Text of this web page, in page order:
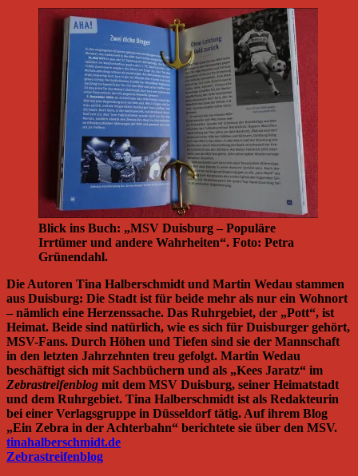
Blick ins Buch: „MSV Duisburg – Populäre
Irrtümer und andere Wahrheiten“. Foto: Petra
Grünendahl.
Die Autoren Tina Halberschmidt und Martin Wedau stammen
aus Duisburg: Die Stadt ist für beide mehr als nur ein Wohnort
– nämlich eine Herzenssache. Das Ruhrgebiet, der „Pott“, ist
Heimat. Beide sind natürlich, wie es sich für Duisburger gehört,
MSV-Fans. Durch Höhen und Tiefen sind sie der Mannschaft
in den letzten Jahrzehnten treu gefolgt. Martin Wedau
beschäftigt sich mit Sachbüchern und als „Kees Jaratz“ im
Zebrastreifenblog mit dem MSV Duisburg, seiner Heimatstadt
und dem Ruhrgebiet. Tina Halberschmidt ist als Redakteurin
bei einer Verlagsgruppe in Düsseldorf tätig. Auf ihrem Blog
„Ein Zebra in der Achterbahn“ berichtete sie über den MSV.
tinahalberschmidt.de
Zebrastreifenblog